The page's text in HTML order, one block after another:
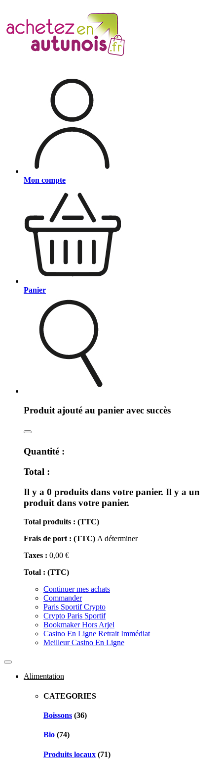
Mon compte
Panier
Produit ajouté au panier avec succès
Quantité :
Total :
Il y a 0 produits dans votre panier. Il y a un
produit dans votre panier.
Total produits : (TTC)
Frais de port : (TTC) A déterminer
Taxes : 0,00 €
Total : (TTC)
Continuer mes achats
Commander
Paris Sportif Crypto
Crypto Paris Sportif
Bookmaker Hors Arjel
Casino En Ligne Retrait Immédiat
Meilleur Casino En Ligne
Toggle
navigationAlimentation
CATEGORIES
Boissons (36)
Bio (74)
Produits locaux (71)